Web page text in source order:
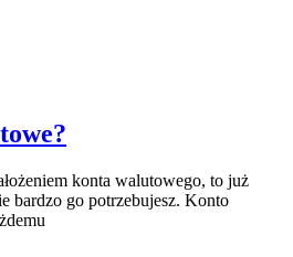
konta walutowego, to już
bardzo go potrzebujesz. Konto